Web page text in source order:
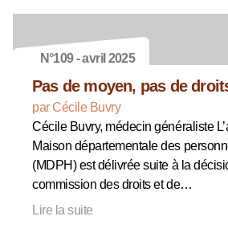
N°109 - avril 2025
Pas de moyen, pas de
par Cécile Buvry
Cécile Buvry, médecin généraliste
Maison départementale des
(MDPH) est délivrée suite à la
commission des droits et de…
Lire la suite